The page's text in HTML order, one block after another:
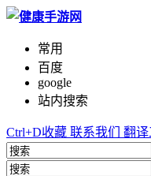
常用
百度
google
站内搜索
Ctrl+D收藏 联系我们 翻